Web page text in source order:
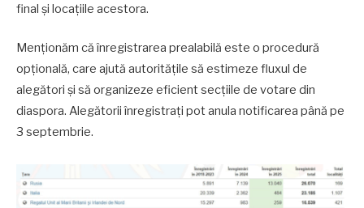
final și locațiile acestora.
Menționăm că înregistrarea prealabilă este o procedură
opțională, care ajută autoritățile să estimeze fluxul de
alegători și să organizeze eficient secțiile de votare din
diaspora. Alegătorii înregistrați pot anula notificarea până pe
3 septembrie.